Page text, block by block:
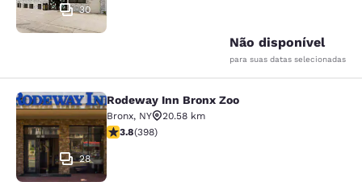
30
Não disponível
para suas datas selecionadas
Rodeway Inn Bronx Zoo
28
Rodeway Inn Bronx Zoo
Bronx, NY
20.58 km
classificação 3.82 estrelas. Bom. 398 avaliações
3.8(398)